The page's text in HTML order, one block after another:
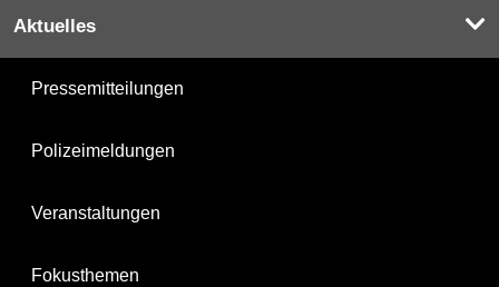
Aktuelles
Pressemitteilungen
Polizeimeldungen
Veranstaltungen
Fokusthemen